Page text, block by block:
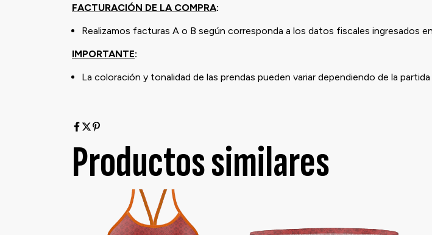
FACTURACIÓN DE LA COMPRA:
Realizamos facturas A o B según corresponda a los datos fiscales ingresados
IMPORTANTE:
La coloración y tonalidad de las prendas pueden variar dependiendo de la
Productos similares